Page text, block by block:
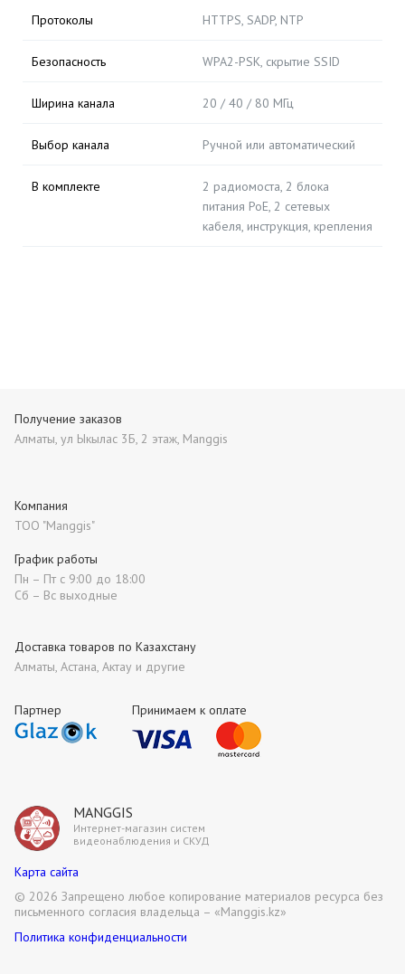
Протоколы HTTPS, SADP, NTP
Безопасность WPA2-PSK, скрытие SSID
Ширина канала 20 / 40 / 80 МГц
Выбор канала Ручной или автоматический
В комплекте
2 радиомоста, 2 блока
питания PoE, 2 сетевых
кабеля, инструкция, крепления
MANGGIS
Интернет-магазин систем
видеонаблюдения и СКУД
Партнер Принимаем к оплате
Получение заказов
Алматы, ул Ыкылас 3Б, 2 этаж, Manggis
Компания
ТОО "Manggis"
Доставка товаров по Казахстану
Алматы, Астана, Актау и другие
График работы
Пн – Пт с 9:00 до 18:00
Сб – Вс выходные
Карта сайта
Политика конфиденциальности
© 2026 Запрещено любое копирование материалов ресурса без
письменного согласия владельца – «Manggis.kz»